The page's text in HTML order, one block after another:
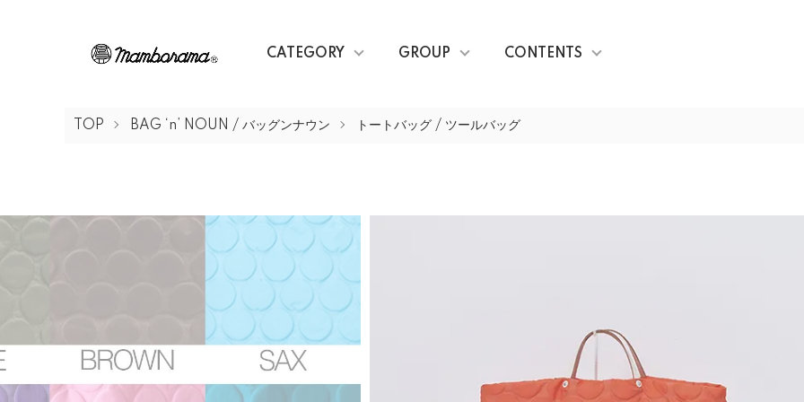
CATEGORY GROUP CONTENTS
TOP BAG ‘n’ NOUN / バッグンナウン トートバッグ / ツールバッグ